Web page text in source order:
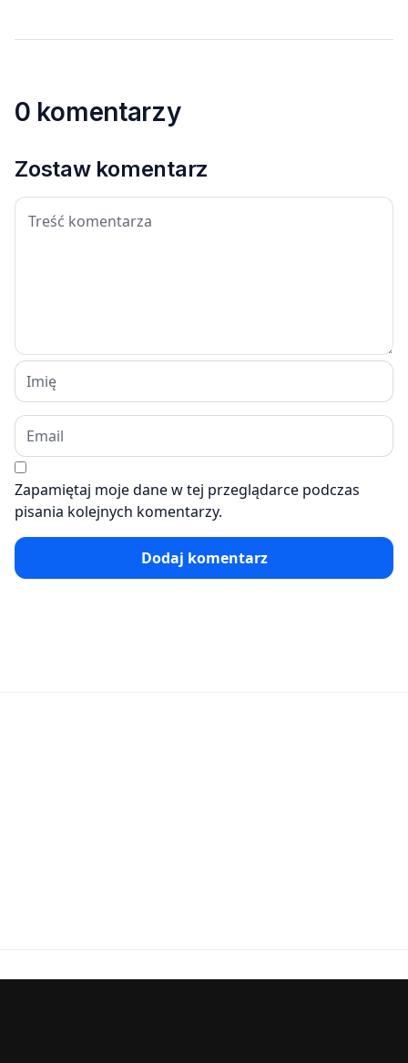
0 komentarzy
Zostaw komentarz
Zapamiętaj moje dane w tej przeglądarce podczas
pisania kolejnych komentarzy.
Dodaj komentarz